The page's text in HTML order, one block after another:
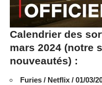
Calendrier des
mars 2024 (notre
nouveautés) :
Furies / Netflix / 01/03/